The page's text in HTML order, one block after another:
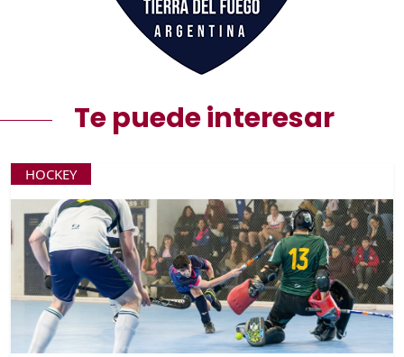
Te puede interesar
HOCKEY